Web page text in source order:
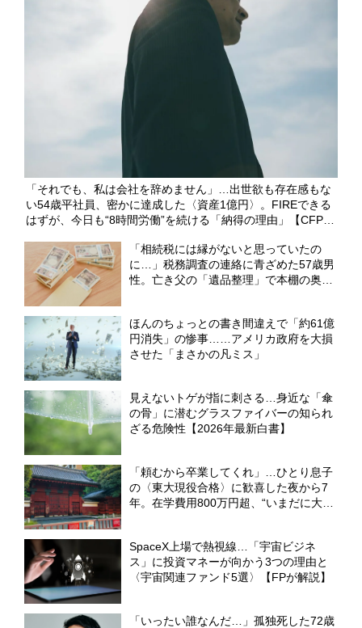
「それでも、私は会社を辞めません」…出世欲も存在感もな
い54歳平社員、密かに達成した〈資産1億円〉。FIREできる
はずが、今日も“8時間労働”を続ける「納得の理由」【CFPの
「相続税には縁がないと思っていたの
に…」税務調査の連絡に青ざめた57歳男
性。亡き父の「遺品整理」で本棚の奥か
ほんのちょっとの書き間違えで「約61億
円消失」の惨事……アメリカ政府を大損
させた「まさかの凡ミス」
見えないトゲが指に刺さる…身近な「傘
の骨」に潜むグラスファイバーの知られ
ざる危険性【2026年最新白書】
「頼むから卒業してくれ」…ひとり息子
の〈東大現役合格〉に歓喜した夜から7
年。在学費用800万円超、“いまだに大学
SpaceX上場で熱視線…「宇宙ビジネ
ス」に投資マネーが向かう3つの理由と
〈宇宙関連ファンド5選〉【FPが解説】
「いったい誰なんだ…」孤独死した72歳